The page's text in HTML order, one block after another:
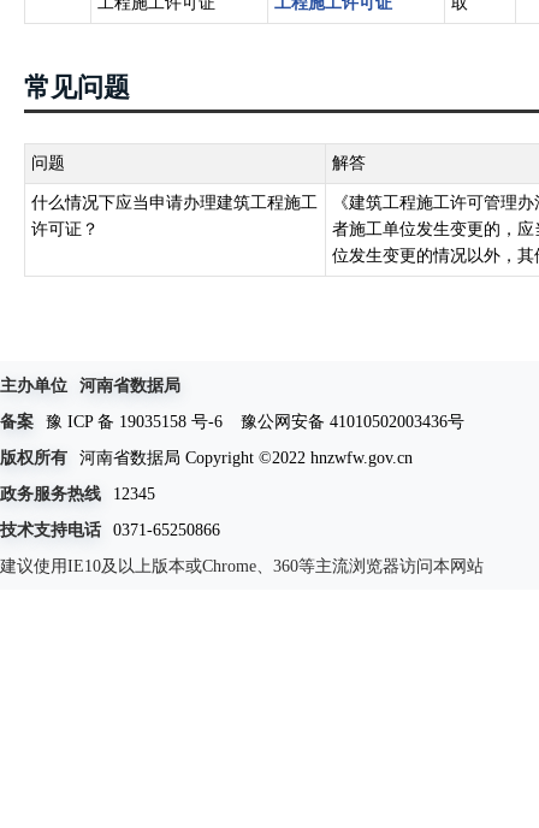
常见问题
问题 解答
什么情况下应当申请办理建筑工程施工
许可证？
《建筑工程施工许可管理
者施工单位发生变更的，
位发生变更的情况以外，
主办单位
河南省数据局
备案
豫 ICP 备 19035158 号-6
豫公网安备 41010502003436号
版权所有
河南省数据局 Copyright ©2022 hnzwfw.gov.cn
政务服务热线
12345
技术支持电话
0371-65250866
建议使用IE10及以上版本或Chrome、360等主流浏览器访问本网站